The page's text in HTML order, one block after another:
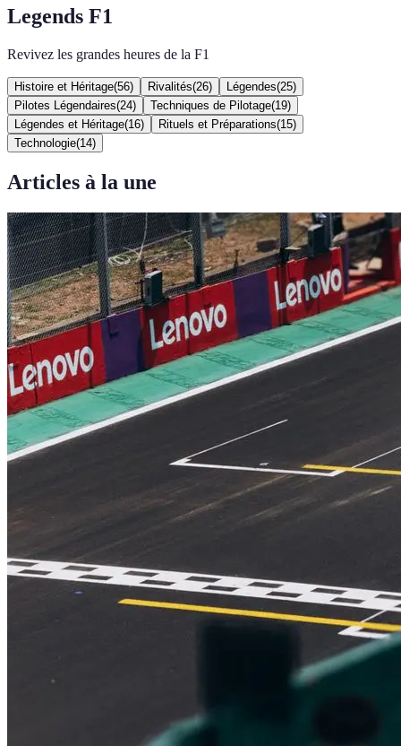
Legends F1
Revivez les grandes heures de la F1
Histoire et Héritage(56) Rivalités(26) Légendes(25)
Pilotes Légendaires(24) Techniques de Pilotage(19)
Légendes et Héritage(16) Rituels et Préparations(15)
Technologie(14)
Articles à la une